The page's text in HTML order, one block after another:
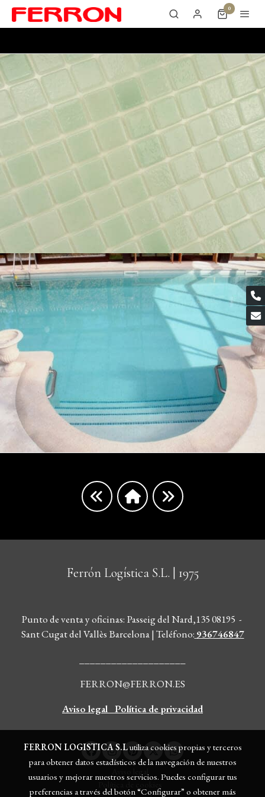
0
Ferrón Logística S.L. | 1975
Punto de venta y oficinas: Passeig del Nard,135 08195 -
Sant Cugat del Vallès Barcelona | Teléfono: 936746847
FERRON@FERRON.ES
Aviso legal Política de privacidad
FERRON LOGISTICA S.Lutiliza cookies propias y terceros
para obtener datos estadísticos de la navegación de nuestros
usuarios y mejorar nuestros servicios. Puedes configurar tus
preferencias a través del botón “Configurar” o obtener más